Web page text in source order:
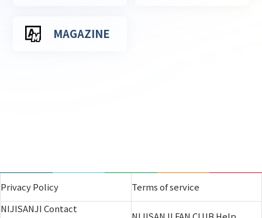
MAGAZINE
Privacy Policy
Terms of service
NIJISANJI Contact